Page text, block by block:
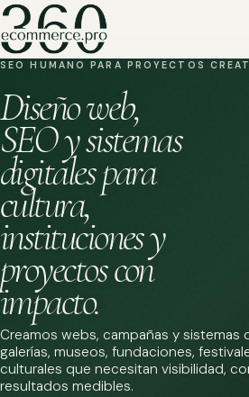
SEO HUMANO PARA PROYECTOS
Diseño web,
SEO y sistemas
digitales para
cultura,
instituciones y
proyectos con
impacto.
Creamos webs, campañas y sistemas
galerías, museos, fundaciones,
culturales que necesitan visibilidad,
resultados medibles.